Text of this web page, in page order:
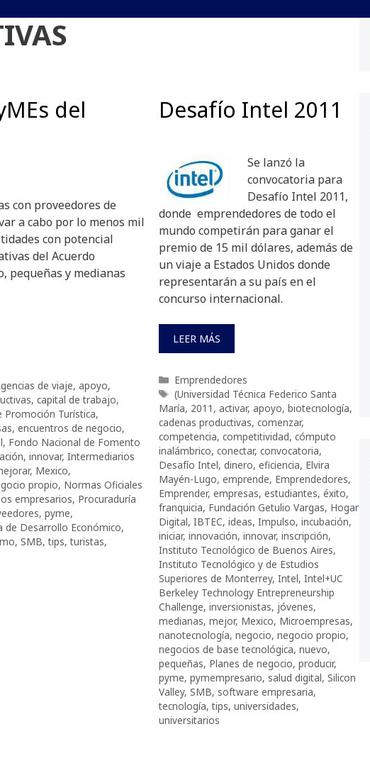
del
con proveedores de
a cabo por lo menos mil
con potencial
del Acuerdo
pequeñas y medianas
de viaje, apoyo,
, capital de trabajo,
Promoción Turística,
, encuentros de negocio,
, Fondo Nacional de Fomento
, innovar, Intermediarios
, Mexico,
propio, Normas Oficiales
empresarios, Procuraduría
, pyme,
de Desarrollo Económico,
, SMB,tips,turistas,
Desafío Intel 2011
Se lanzó la
convocatoria para
Desafío Intel 2011,
donde emprendedores de todo el
mundo competirán para ganar el
premio de 15 mil dólares, además de
un viaje a Estados Unidos donde
representarán a su país en el
concurso internacional.
LEER MÁS
Categorías
Emprendedores
Etiquetas
(Universidad Técnica Federico Santa
María, 2011 , activar, apoyo, biotecnología,
cadenas productivas, comenzar,
competencia, competitividad, cómputo
inalámbrico, conectar, convocatoria,
Desafío Intel, dinero, eficiencia, Elvira
Mayén-Lugo, emprende, Emprendedores,
Emprender, empresas, estudiantes, éxito,
franquicia, Fundación Getulio Vargas, Hogar
Digital, IBTEC, ideas, Impulso, incubación,
iniciar, innovación, innovar, inscripción,
Instituto Tecnológico de Buenos Aires,
Instituto Tecnológico y de Estudios
Superiores de Monterrey, Intel, Intel+UC
Berkeley Technology Entrepreneurship
Challenge, inversionistas, jóvenes,
medianas, mejor, Mexico, Microempresas,
nanotecnología, negocio, negocio propio,
negocios de base tecnológica, nuevo,
pequeñas, Planes de negocio, producir,
pyme, pymempresario, salud digital, Silicon
Valley, SMB, software empresaria,
tecnología,tips, universidades,
universitarios